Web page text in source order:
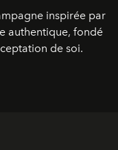
inspirée par
authentique, fondé
de soi.